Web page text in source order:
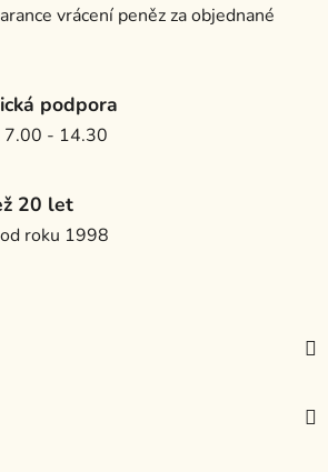
vrácení peněz za objednané
podpora
7.00 - 14.30
20 let
roku 1998